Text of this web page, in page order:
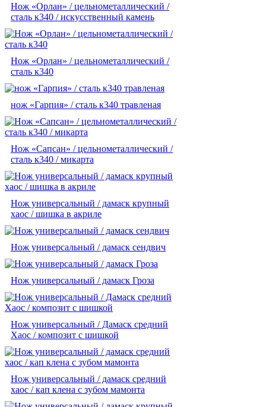
Нож «Орлан» / цельнометаллический /
сталь к340 / искусственный камень
Нож «Орлан» / цельнометаллический /
сталь к340
нож «Гарпия» / сталь к340 травленая
Нож «Сапсан» / цельнометаллический /
сталь к340 / микарта
Нож универсальный / дамаск крупный
хаос / шишка в акриле
Нож универсальный / дамаск сендвич
Нож универсальный / дамаск Гроза
Нож универсальный / Дамаск средний
Хаос / композит с шишкой
Нож универсальный / дамаск средний
хаос / кап клена с зубом мамонта